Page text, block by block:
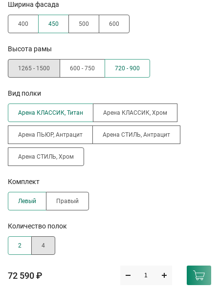
Ширина фасада
400 450 500 600
Высота рамы
1265 - 1500 600 - 750 720 - 900
Вид полки
Арена КЛАССИК, Титан Арена КЛАССИК, Хром
Арена ПЬЮР, Антрацит Арена СТИЛЬ, Антрацит
Арена СТИЛЬ, Хром
Комплект
Левый Правый
Количество полок
2 4
72 590 ₽